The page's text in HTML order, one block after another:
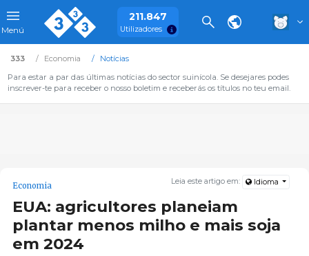
Menú
211.847
Utilizadores
333 Economia
Notícias
Para estar a par das últimas notícias do sector suinícola. Se desejares podes
inscrever-te para receber o nosso boletim e receberás os títulos no teu email.
Leia este artigo em: Idioma
Economia
EUA: agricultores planeiam
plantar menos milho e mais soja
em 2024